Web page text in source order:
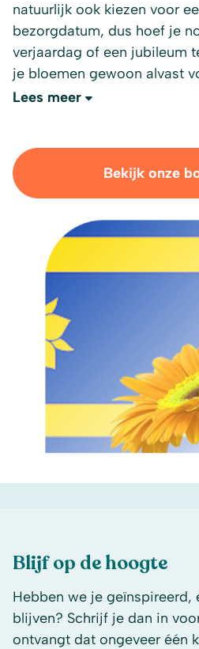
natuurlijk ook kiezen voor
bezorgdatum, dus hoef je
verjaardag of een jubileum
je bloemen gewoon alvast
Lees meer
Bekijk onze
Blijf op de hoogte
Hebben we je geïnspireerd,
blijven? Schrijf je dan in
ontvangt dat ongeveer één